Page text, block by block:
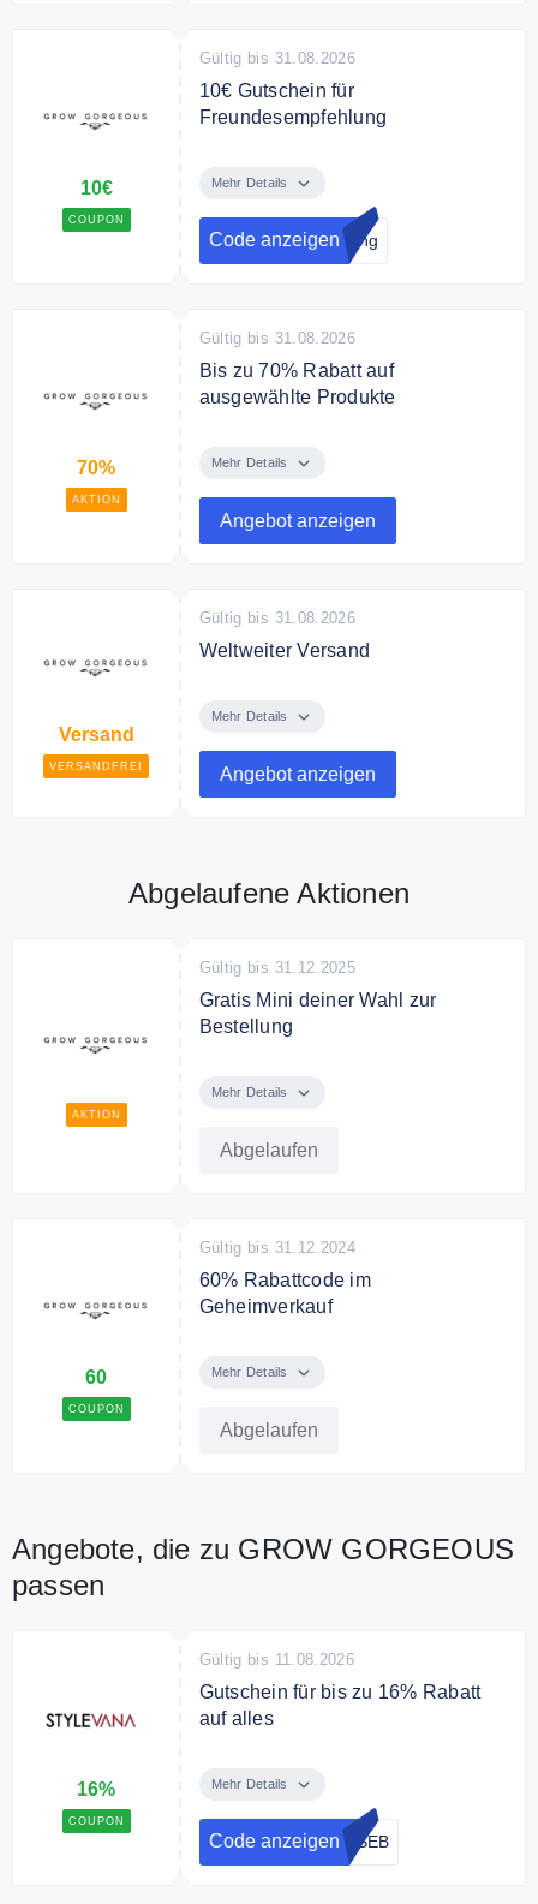
10€
COUPON
Gültig bis 31.08.2026
10€ Gutschein für
Freundesempfehlung
einem Freund und sichere euch
beiden jeweils 10 € Rabatt!
Mehr Details
Code anzeigen lung
70%
AKTION
Gültig bis 31.08.2026
Bis zu 70% Rabatt auf
ausgewählte Produkte
Produkte in der Sale Kategorie
Mehr Details
Angebot anzeigen
Versand
VERSANDFREI
Gültig bis 31.08.2026
Weltweiter Versand
Versand
Mehr Details
Angebot anzeigen
Abgelaufene Aktionen
AKTION
Gültig bis 31.12.2025
Gratis Mini deiner Wahl zur
Bestellung
Einkaufswert!
Mehr Details
Abgelaufen
60
COUPON
Gültig bis 31.12.2024
60% Rabattcode im
Geheimverkauf
Geheimverkauf
Mehr Details
Abgelaufen
Angebote, die zu GROW GORGEOUS
passen
16%
COUPON
Gültig bis 11.08.2026
Gutschein für bis zu 16% Rabatt
auf alles
Gutscheincode 12% Rabatt ab 59€
Bestellwert und 16% Rabatt ab
89€ Bestellwert.
Mehr Details
Code anzeigen TSEB